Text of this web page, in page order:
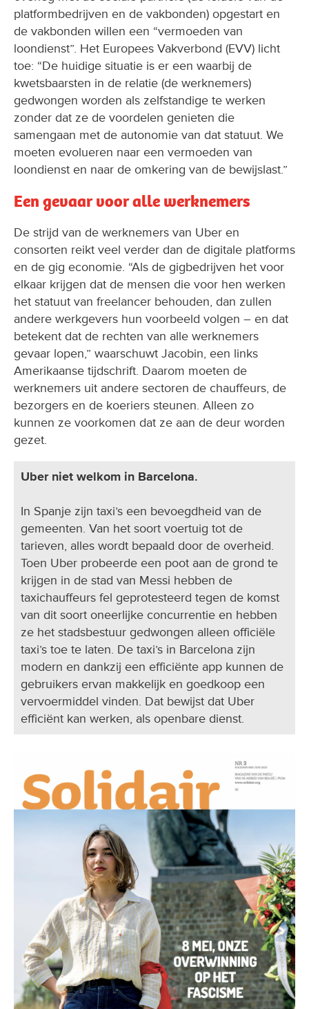
platformbedrijven en de vakbonden) opgestart en
de vakbonden willen een “vermoeden van
loondienst”. Het Europees Vakverbond (EVV) licht
toe: “De huidige situatie is er een waarbij de
kwetsbaarsten in de relatie (de werknemers)
gedwongen worden als zelfstandige te werken
zonder dat ze de voordelen genieten die
samengaan met de autonomie van dat statuut. We
moeten evolueren naar een vermoeden van
loondienst en naar de omkering van de bewijslast.”
Een gevaar voor alle werknemers
De strijd van de werknemers van Uber en
consorten reikt veel verder dan de digitale platforms
en de gig economie. “Als de gigbedrijven het voor
elkaar krijgen dat de mensen die voor hen werken
het statuut van freelancer behouden, dan zullen
andere werkgevers hun voorbeeld volgen – en dat
betekent dat de rechten van alle werknemers
gevaar lopen,” waarschuwt Jacobin, een links
Amerikaanse tijdschrift. Daarom moeten de
werknemers uit andere sectoren de chauffeurs, de
bezorgers en de koeriers steunen. Alleen zo
kunnen ze voorkomen dat ze aan de deur worden
gezet.
Uber niet welkom in Barcelona.
In Spanje zijn taxi’s een bevoegdheid van de
gemeenten. Van het soort voertuig tot de
tarieven, alles wordt bepaald door de overheid.
Toen Uber probeerde een poot aan de grond te
krijgen in de stad van Messi hebben de
taxichauffeurs fel geprotesteerd tegen de komst
van dit soort oneerlijke concurrentie en hebben
ze het stadsbestuur gedwongen alleen officiële
taxi’s toe te laten. De taxi’s in Barcelona zijn
modern en dankzij een efficiënte app kunnen de
gebruikers ervan makkelijk en goedkoop een
vervoermiddel vinden. Dat bewijst dat Uber
efficiënt kan werken, als openbare dienst.